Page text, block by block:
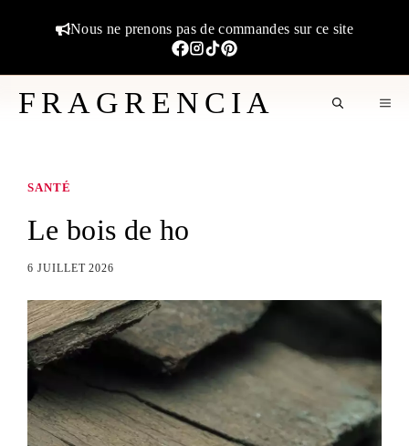
Nous ne prenons pas de commandes sur ce site
FRAGRENCIA
SANTÉ
Le bois de ho
6 JUILLET 2026